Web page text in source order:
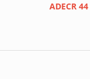
ADECR